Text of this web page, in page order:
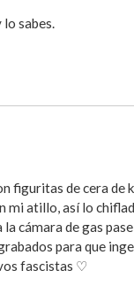
sabes.
figuritas de cera de
atillo, así lo
cámara de gas
para que
fascistas ♡